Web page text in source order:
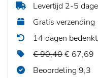
Levertijd 2-5
Gratis verzending
14 dagen
€ 90,40€ 67,69
Beoordeling 9,3